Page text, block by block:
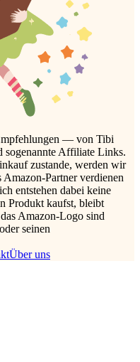
— von Tibi
sogenannte Affiliate Links.
zustande, werden wir
Partner verdienen
entstehen dabei keine
Produkt kaufst, bleibt
Amazon-Logo sind
seinen
Über uns